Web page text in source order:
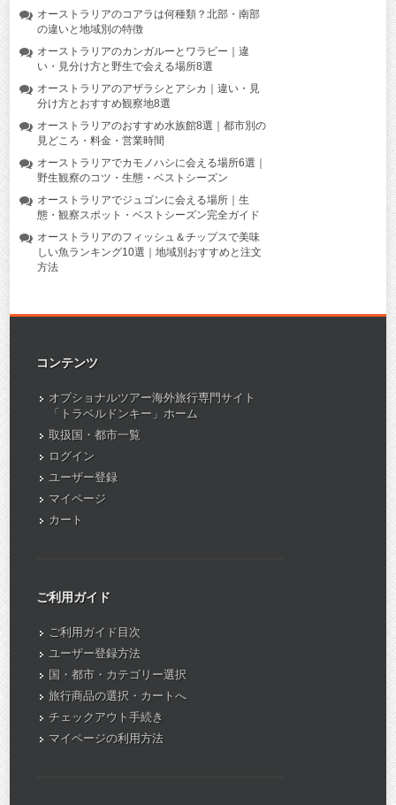
オーストラリアのコアラは何種類？北部・南部
の違いと地域別の特徴
オーストラリアのカンガルーとワラビー｜違
い・見分け方と野生で会える場所8選
オーストラリアのアザラシとアシカ｜違い・見
分け方とおすすめ観察地8選
オーストラリアのおすすめ水族館8選｜都市別の
見どころ・料金・営業時間
オーストラリアでカモノハシに会える場所6選｜
野生観察のコツ・生態・ベストシーズン
オーストラリアでジュゴンに会える場所｜生
態・観察スポット・ベストシーズン完全ガイド
オーストラリアのフィッシュ＆チップスで美味
しい魚ランキング10選｜地域別おすすめと注文
方法
コンテンツ
オプショナルツアー海外旅行専門サイト
「トラベルドンキー」ホーム
取扱国・都市一覧
ログイン
ユーザー登録
マイページ
カート
ご利用ガイド
ご利用ガイド目次
ユーザー登録方法
国・都市・カテゴリー選択
旅行商品の選択・カートへ
チェックアウト手続き
マイページの利用方法